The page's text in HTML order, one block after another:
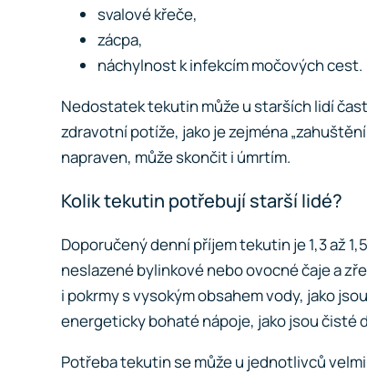
svalové křeče,
zácpa,
náchylnost k infekcím močových cest.
Nedostatek tekutin může u starších lidí
zdravotní potíže, jako je zejména
napraven, může skončit i úmrtím.
Kolik tekutin potřebují starší lidé?
Doporučený denní příjem tekutin je 1,3 až
neslazené bylinkové nebo ovocné čaje a
i pokrmy s vysokým obsahem vody, jako
energeticky bohaté nápoje, jako jsou čisté
Potřeba tekutin se může u jednotlivců